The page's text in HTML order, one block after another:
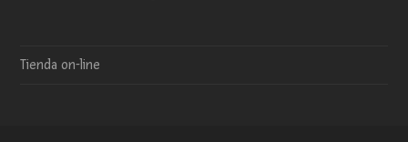
Tienda on-line